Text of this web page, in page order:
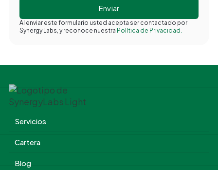
Al enviar este formulario usted acepta ser contactado por
Synergy Labs, y reconoce nuestra Política de Privacidad.
Servicios
Cartera
Blog